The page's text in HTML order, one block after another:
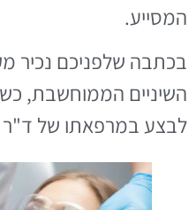
המסייע.
בכתבה שלפניכם נכיר
השיניים הממוחשבת,
לבצע במרפאתו של ד"ר